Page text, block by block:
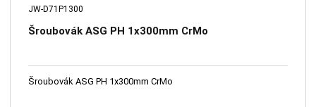
JW-D71P1300
Šroubovák ASG PH 1x300mm CrMo
Šroubovák ASG PH 1x300mm CrMo